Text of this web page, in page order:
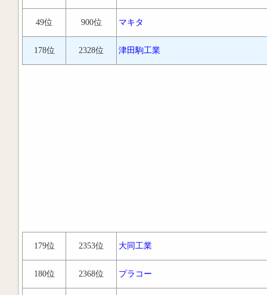
49位 900位 マキタ
178位 2328位 津田駒工業
179位 2353位 大同工業
180位 2368位 プラコー